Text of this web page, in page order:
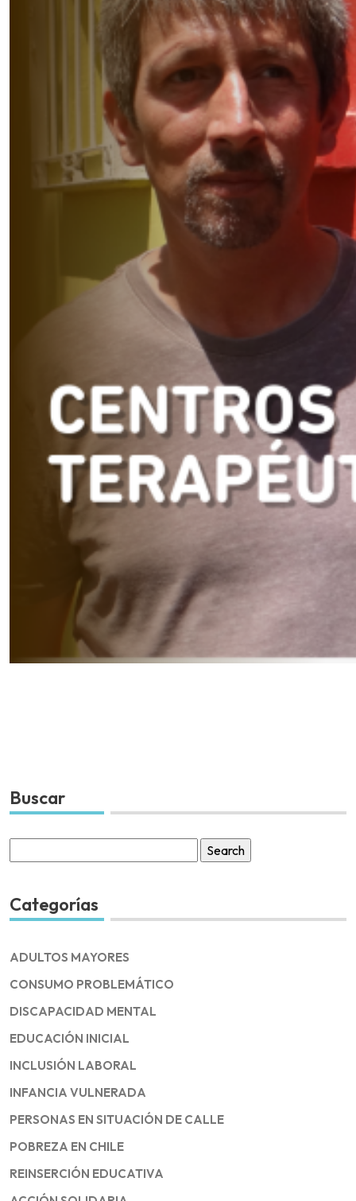
Buscar
for:
Categorías
ADULTOS MAYORES
CONSUMO PROBLEMÁTICO
DISCAPACIDAD MENTAL
EDUCACIÓN INICIAL
INCLUSIÓN LABORAL
INFANCIA VULNERADA
PERSONAS EN SITUACIÓN DE CALLE
POBREZA EN CHILE
REINSERCIÓN EDUCATIVA